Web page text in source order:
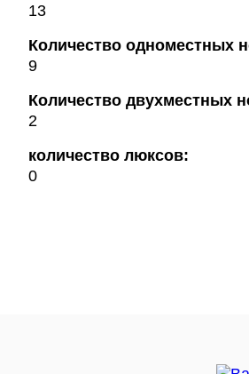
13
Количество одноместных
9
Количество двухместных
2
количество люксов:
0